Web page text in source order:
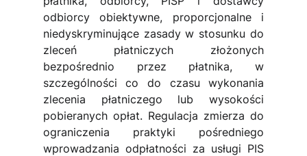
odbiorcy obiektywne, proporcjonalne i
niedyskryminujące zasady w stosunku do
zleceń płatniczych złożonych
bezpośrednio przez płatnika, w
szczególności co do czasu wykonania
zlecenia płatniczego lub wysokości
pobieranych opłat. Regulacja zmierza do
ograniczenia praktyki pośredniego
wprowadzania odpłatności za usługi PIS